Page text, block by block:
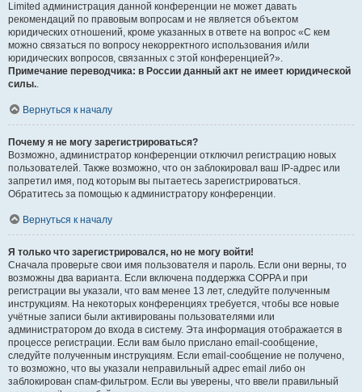
Limited администрация данной конференции не может давать
рекомендаций по правовым вопросам и не является объектом
юридических отношений, кроме указанных в ответе на вопрос «С кем
можно связаться по вопросу некорректного использования и/или
юридических вопросов, связанных с этой конференцией?».
Примечание переводчика: в России данный акт не имеет юридической
силы..
Вернуться к началу
Почему я не могу зарегистрироваться?
Возможно, администратор конференции отключил регистрацию новых
пользователей. Также возможно, что он заблокировал ваш IP-адрес или
запретил имя, под которым вы пытаетесь зарегистрироваться.
Обратитесь за помощью к администратору конференции.
Вернуться к началу
Я только что зарегистрировался, но не могу войти!
Сначала проверьте свои имя пользователя и пароль. Если они верны, то
возможны два варианта. Если включена поддержка COPPA и при
регистрации вы указали, что вам менее 13 лет, следуйте полученным
инструкциям. На некоторых конференциях требуется, чтобы все новые
учётные записи были активированы пользователями или
администратором до входа в систему. Эта информация отображается в
процессе регистрации. Если вам было прислано email-сообщение,
следуйте полученным инструкциям. Если email-сообщение не получено,
то возможно, что вы указали неправильный адрес email либо он
заблокирован спам-фильтром. Если вы уверены, что ввели правильный